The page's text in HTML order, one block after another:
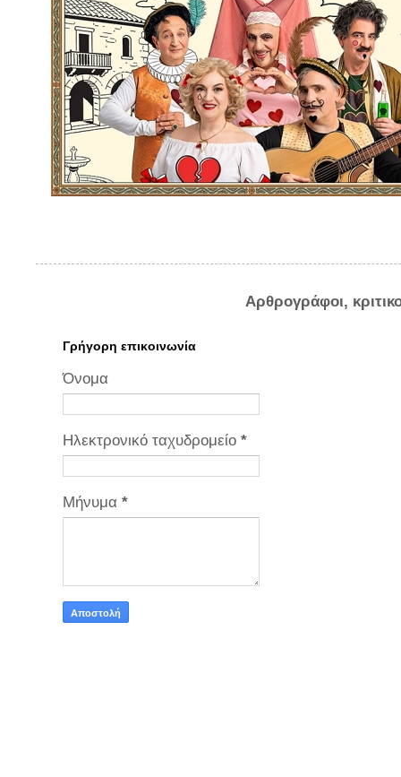
Αρθρογράφοι,
Γρήγορη επικοινωνία
Όνομα
Ηλεκτρονικό ταχυδρομείο *
Μήνυμα *